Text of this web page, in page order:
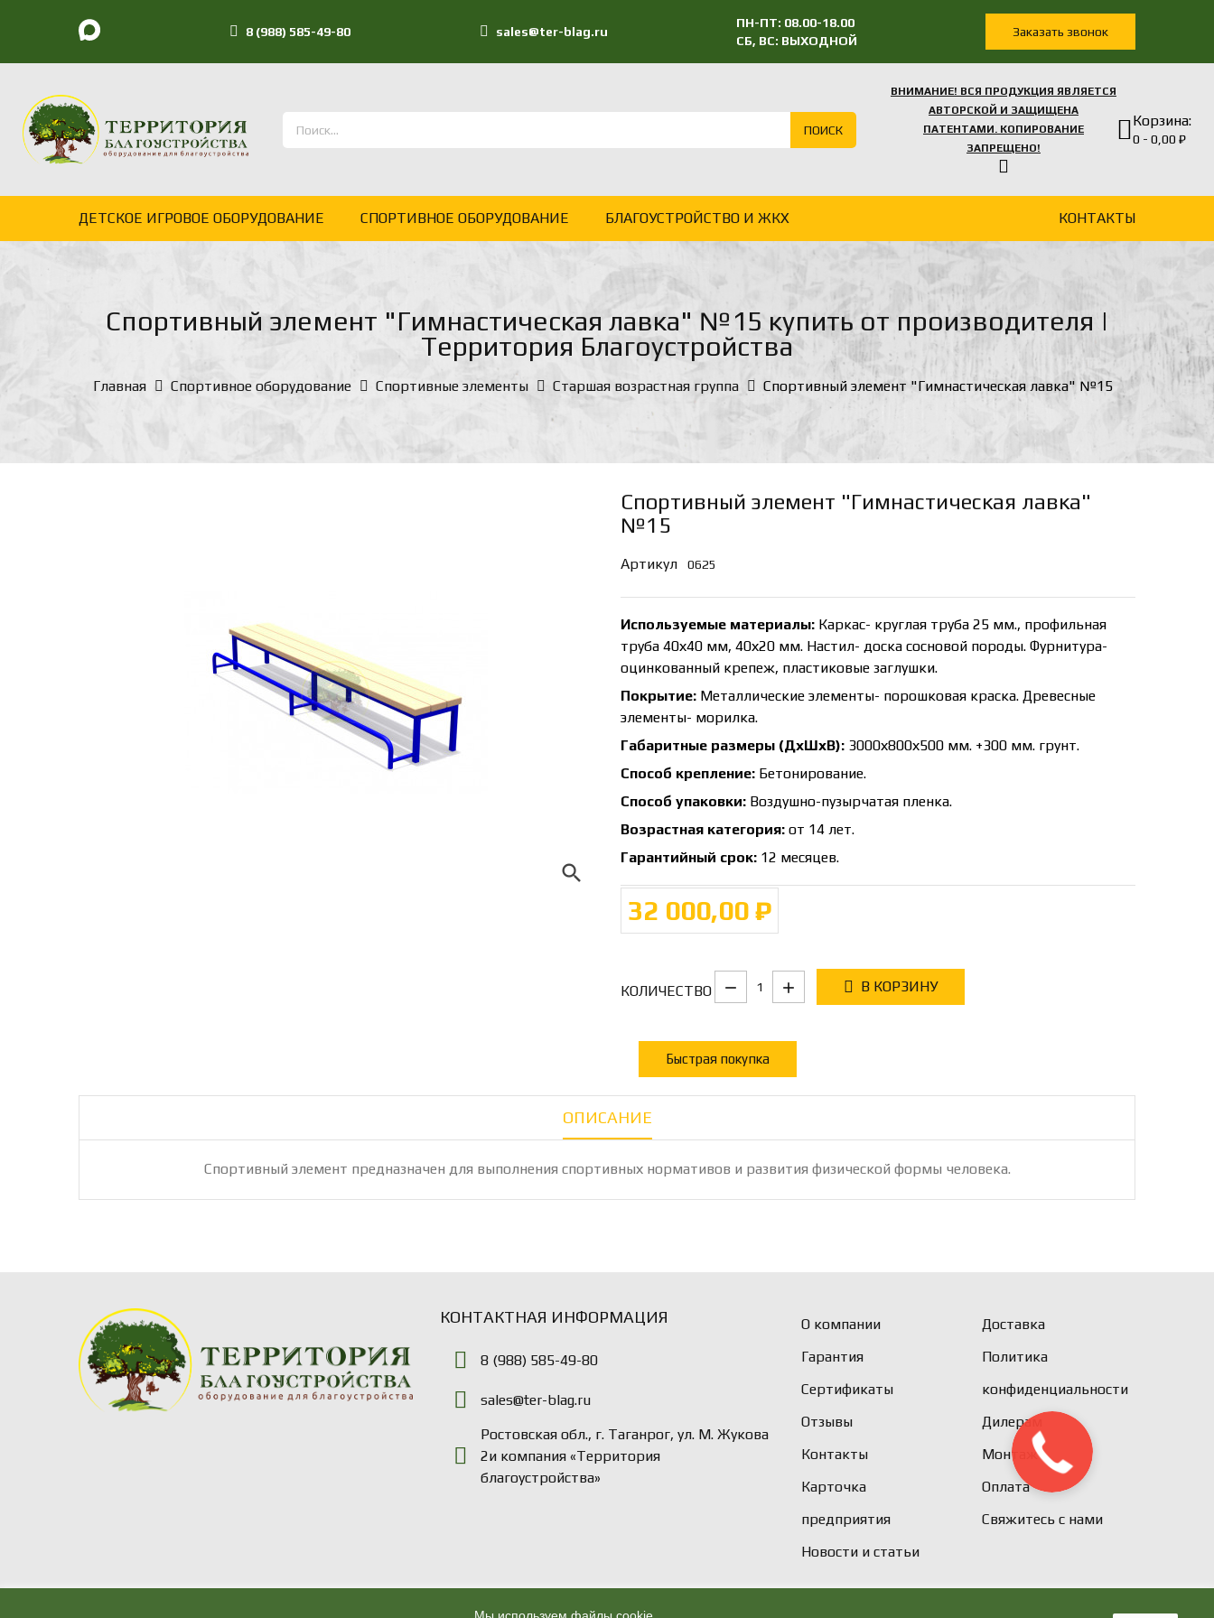
8 (988) 585-49-80 sales@ter-blag.ru
ПН-ПТ: 08.00-18.00
СБ, ВС: ВЫХОДНОЙ
Заказать звонок
ПОИСК
ВНИМАНИЕ! ВСЯ ПРОДУКЦИЯ ЯВЛЯЕТСЯ
АВТОРСКОЙ И ЗАЩИЩЕНА
ПАТЕНТАМИ. КОПИРОВАНИЕ
ЗАПРЕЩЕНО!
Корзина:
0 - 0,00 ₽
ДЕТСКОЕ ИГРОВОЕ ОБОРУДОВАНИЕ СПОРТИВНОЕ ОБОРУДОВАНИЕ БЛАГОУСТРОЙСТВО И ЖКХ КОНТАКТЫ
Спортивный элемент "Гимнастическая лавка" №15 купить от производителя |
Территория Благоустройства
Главная Спортивное оборудование Спортивные элементы Старшая возрастная группа Спортивный элемент "Гимнастическая лавка" №15
search
Спортивный элемент "Гимнастическая лавка"
№15
Артикул 0625
Используемые материалы: Каркас- круглая труба 25 мм., профильная
труба 40х40 мм, 40х20 мм. Настил- доска сосновой породы. Фурнитура-
оцинкованный крепеж, пластиковые заглушки.
Покрытие: Металлические элементы- порошковая краска. Древесные
элементы- морилка.
Габаритные размеры (ДхШхВ): 3000х800х500 мм. +300 мм. грунт.
Способ крепление: Бетонирование.
Способ упаковки: Воздушно-пузырчатая пленка.
Возрастная категория: от 14 лет.
Гарантийный срок: 12 месяцев.
32 000,00 ₽
КОЛИЧЕСТВО В КОРЗИНУ
Быстрая покупка
ОПИСАНИЕ
Спортивный элемент предназначен для выполнения спортивных нормативов и развития физической формы человека.
КОНТАКТНАЯ ИНФОРМАЦИЯ
8 (988) 585-49-80
sales@ter-blag.ru
Ростовская обл., г. Таганрог, ул. М. Жукова
2и компания «Территория
благоустройства»
О компании
Гарантия
Сертификаты
Отзывы
Контакты
Карточка
предприятия
Новости и статьи
Доставка
Политика
конфиденциальности
Дилерам
Монтаж
Оплата
Свяжитесь с нами